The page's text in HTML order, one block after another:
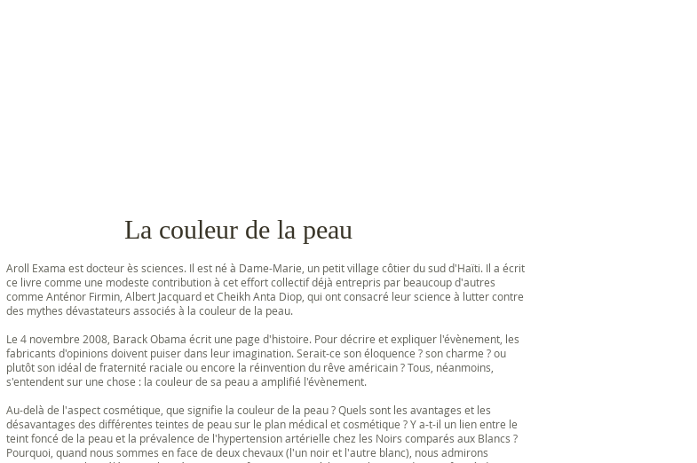
La couleur de la peau
Aroll Exama est docteur ès sciences. Il est né à Dame-Marie, un petit village côtier du sud d'Haïti. Il a écrit
ce livre comme une modeste contribution à cet effort collectif déjà entrepris par beaucoup d'autres
comme Anténor Firmin, Albert Jacquard et Cheikh Anta Diop, qui ont consacré leur science à lutter contre
des mythes dévastateurs associés à la couleur de la peau.
Le 4 novembre 2008, Barack Obama écrit une page d'histoire. Pour décrire et expliquer l'évènement, les
fabricants d'opinions doivent puiser dans leur imagination. Serait-ce son éloquence ? son charme ? ou
plutôt son idéal de fraternité raciale ou encore la réinvention du rêve américain ? Tous, néanmoins,
s'entendent sur une chose : la couleur de sa peau a amplifié l'évènement.
Au-delà de l'aspect cosmétique, que signifie la couleur de la peau ? Quels sont les avantages et les
désavantages des différentes teintes de peau sur le plan médical et cosmétique ? Y a-t-il un lien entre le
teint foncé de la peau et la prévalence de l'hypertension artérielle chez les Noirs comparés aux Blancs ?
Pourquoi, quand nous sommes en face de deux chevaux (l'un noir et l'autre blanc), nous admirons